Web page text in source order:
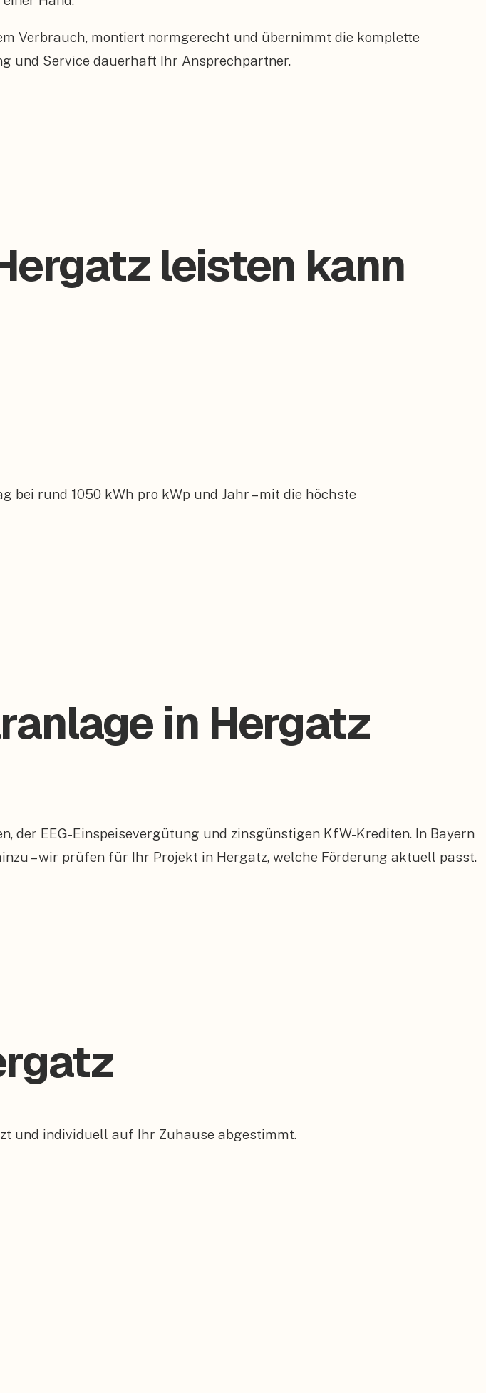
Verbrauch, montiert normgerecht und übernimmt die komplette
und Service dauerhaft Ihr Ansprechpartner.
leisten kann
bei rund 1050 kWh pro kWp und Jahr – mit die höchste
in Hergatz
der EEG-Einspeisevergütung und zinsgünstigen KfW-Krediten. In Bayern
– wir prüfen für Ihr Projekt in Hergatz, welche Förderung aktuell passt.
und individuell auf Ihr Zuhause abgestimmt.